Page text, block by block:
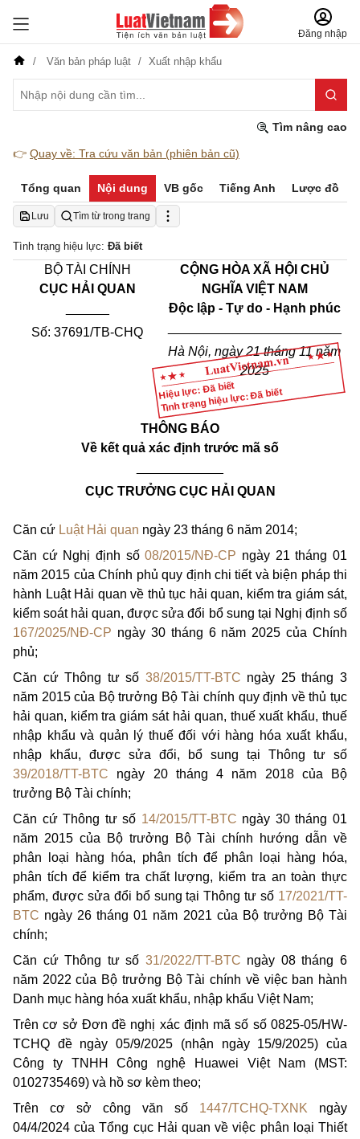
Đăng nhập
Văn bản pháp luật Xuất nhập khẩu
Tìm nâng cao
👉 Quay về: Tra cứu văn bản (phiên bản cũ)
Tổng quan Nội dung VB gốc Tiếng Anh Lược đồ
Lưu Tìm từ trong trang
Tình trạng hiệu lực: Đã biết
Hiệu lực: Đã biết
Tình trạng hiệu lực: Đã biết
BỘ TÀI CHÍNH
CỤC HẢI QUAN
Số: 37691/TB-CHQ
CỘNG HÒA XÃ HỘI CHỦ
NGHĨA VIỆT NAM
Độc lập - Tự do - Hạnh phúc
Hà Nội, ngày21tháng11năm
2025
THÔNG BÁO
Về kết quả xác định trước mã số
CỤC TRƯỞNG CỤC HẢI QUAN
Căn cứ Luật Hải quan ngày 23 tháng 6 năm 2014;
Căn cứ Nghị định số08/2015/NĐ-CP ngày 21 tháng 01
năm 2015 của Chính phủ quy định chi tiết và biện pháp thi
hành Luật Hải quan về thủ tục hải quan, kiểm tra giám sát,
kiểm soát hải quan, được sửa đổi bổ sung tại Nghị định số
167/2025/NĐ-CP ngày 30 tháng 6 năm 2025 của Chính
phủ;
Căn cứ Thông tư số 38/2015/TT-BTC ngày 25 tháng 3
năm 2015 của Bộ trưởng Bộ Tài chính quy định về thủ tục
hải quan, kiểm tra giám sát hải quan, thuế xuất khẩu, thuế
nhập khẩu và quản lý thuế đối với hàng hóa xuất khẩu,
nhập khẩu, được sửa đổi, bổ sung tại Thông tư số
39/2018/TT-BTC ngày 20 tháng 4 năm 2018 của Bộ
trưởng Bộ Tài chính;
Căn cứ Thông tư số 14/2015/TT-BTC ngày 30 tháng 01
năm 2015 của Bộ trưởng Bộ Tài chính hướng dẫn về
phân loại hàng hóa, phân tích để phân loại hàng hóa,
phân tích để kiểm tra chất lượng, kiểm tra an toàn thực
phẩm, được sửa đổi bổ sung tại Thông tư số 17/2021/TT-
BTC ngày 26 tháng 01 năm 2021 của Bộ trưởng Bộ Tài
chính;
Căn cứ Thông tư số 31/2022/TT-BTC ngày 08 tháng 6
năm 2022 của Bộ trưởng Bộ Tài chính về việc ban hành
Danh mục hàng hóa xuất khẩu, nhập khẩu Việt Nam;
Trên cơ sở Đơn đề nghị xác định mã số số 0825-05/HW-
TCHQ đề ngày 05/9/2025 (nhận ngày 15/9/2025) của
Công ty TNHH Công nghệ Huawei Việt Nam (MST:
0102735469) và hồ sơ kèm theo;
Trên cơ sở công văn số 1447/TCHQ-TXNK ngày
04/4/2024 của Tổng cục Hải quan về việc phân loại Thiết